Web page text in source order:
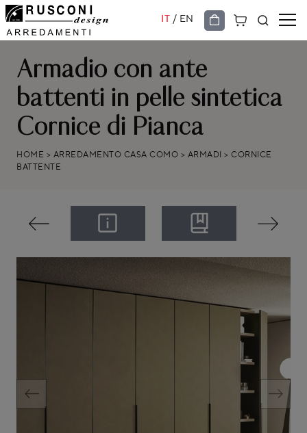
IT / EN
Armadio con ante
battenti in pelle sintetica
Cornice di Pianca
HOME > ARREDAMENTO CASA COMO > ARMADI > CORNICE
BATTENTE